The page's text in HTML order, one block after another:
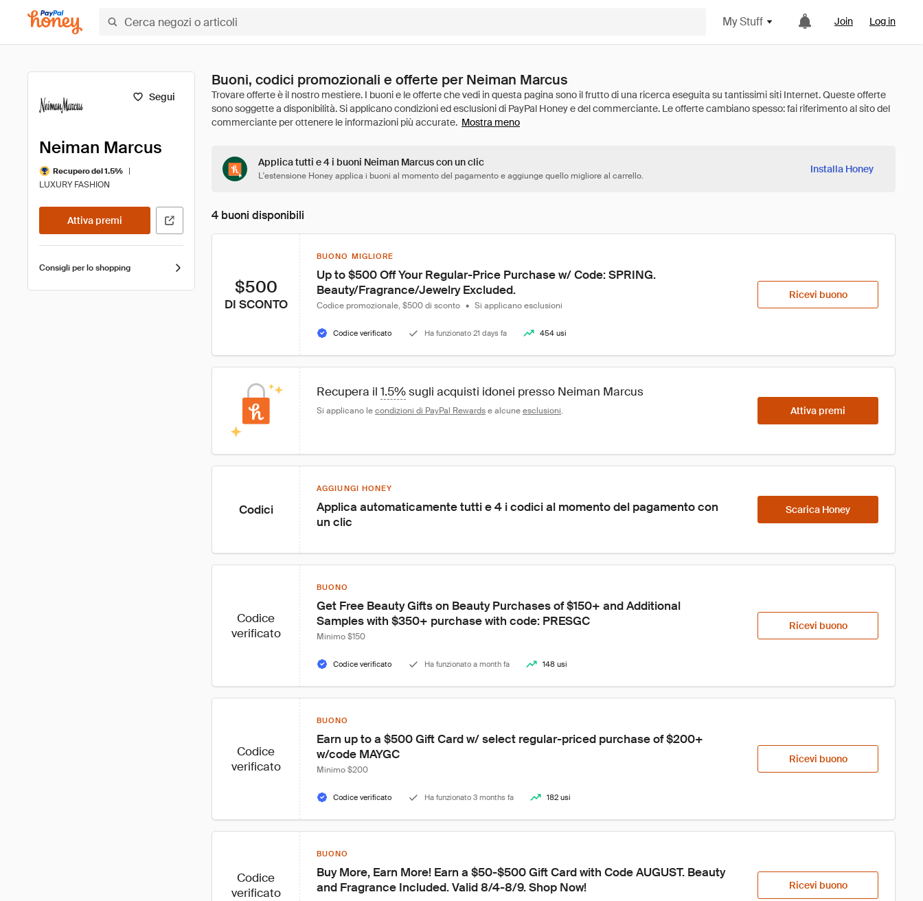
My Stuff Join Log in
Segui
Neiman Marcus
Recupero del 1.5%
|
LUXURY FASHION
Attiva premi
Consigli per lo shopping
Buoni, codici promozionali e offerte per Neiman Marcus
Mostra meno
Applica tutti e 4 i buoni Neiman Marcus con un clic
L'estensione Honey applica i buoni al momento del pagamento e aggiunge quello migliore al carrello.
Installa Honey
4 buoni disponibili
$500
DI SCONTO
BUONO MIGLIORE
Up to $500 Off Your Regular-Price Purchase w/ Code: SPRING.
Beauty/Fragrance/Jewelry Excluded.
Codice promozionale, $500 di sconto • Si applicano esclusioni
Codice verificato Ha funzionato 21 days fa 454 usi
Ricevi buono
Recupera il 1.5% sugli acquisti idonei presso Neiman Marcus
Si applicano le condizioni di PayPal Rewards e alcune esclusioni. Attiva premi
Codici
AGGIUNGI HONEY
Applica automaticamente tutti e 4 i codici al momento del pagamento con
un clic
Scarica Honey
Codice
verificato
BUONO
Get Free Beauty Gifts on Beauty Purchases of $150+ and Additional
Samples with $350+ purchase with code: PRESGC
Minimo $150
Codice verificato Ha funzionato a month fa 148 usi
Ricevi buono
Codice
verificato
BUONO
Earn up to a $500 Gift Card w/ select regular-priced purchase of $200+
w/code MAYGC
Minimo $200
Codice verificato Ha funzionato 3 months fa 182 usi
Ricevi buono
Codice
verificato
BUONO
Buy More, Earn More! Earn a $50-$500 Gift Card with Code AUGUST. Beauty
and Fragrance Included. Valid 8/4-8/9. Shop Now!
Ricevi buono